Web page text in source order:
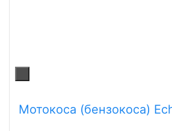
Мотокоса (бензокоса)